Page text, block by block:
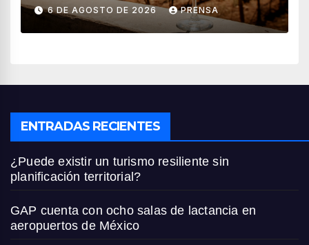
6 DE AGOSTO DE 2026 PRENSA
ENTRADAS RECIENTES
¿Puede existir un turismo resiliente sin
planificación territorial?
GAP cuenta con ocho salas de lactancia en
aeropuertos de México